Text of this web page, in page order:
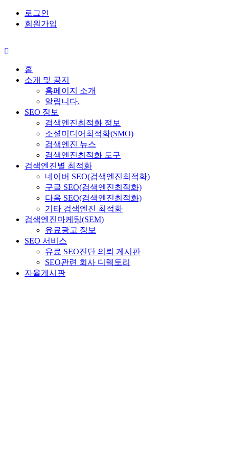
로그인
회원가입
홈
소개 및 공지
홈페이지 소개
알립니다.
SEO 정보
검색엔진최적화 정보
소셜미디어최적화(SMO)
검색엔진 뉴스
검색엔진최적화 도구
검색엔진별 최적화
네이버 SEO(검색엔진최적화)
구글 SEO(검색엔진최적화)
다음 SEO(검색엔진최적화)
기타 검색엔진 최적화
검색엔진마케팅(SEM)
유료광고 정보
SEO 서비스
유료 SEO진단 의뢰 게시판
SEO관련 회사 디렉토리
자율게시판